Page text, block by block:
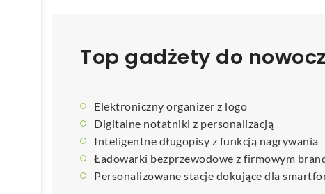
Top gadżety do
Elektroniczny organizer z logo
Digitalne notatniki z personalizacją
Inteligentne długopisy z funkcją nagrywania
Ładowarki bezprzewodowe z firmowym
Personalizowane stacje dokujące dla